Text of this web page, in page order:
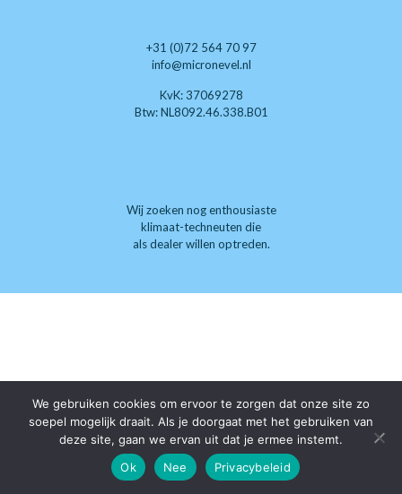
+31 (0)72 564 70 97
info@micronevel.nl
KvK: 37069278
Btw: NL8092.46.338.B01
Wij zoeken nog enthousiaste
klimaat-techneuten die
als dealer willen optreden.
We gebruiken cookies om ervoor te zorgen dat onze site zo
soepel mogelijk draait. Als je doorgaat met het gebruiken van
deze site, gaan we ervan uit dat je ermee instemt.
Ok
Nee Privacybeleid